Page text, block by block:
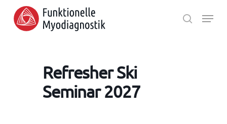
main
search
Menu
Refresher Ski
Seminar 2027